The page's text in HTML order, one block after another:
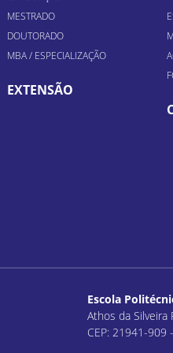
MESTRADO
DOUTORADO
MBA / ESPECIALIZAÇÃO
EXTENSÃO
Escola
Athos da Silveira
CEP: 21941-